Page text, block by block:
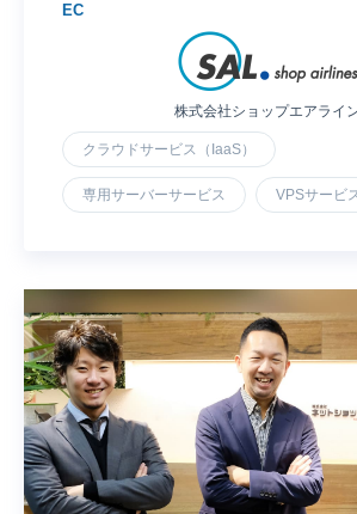
EC
株式会社ショップエアライ
クラウドサービス（IaaS）
専用サーバーサービス VPSサービ